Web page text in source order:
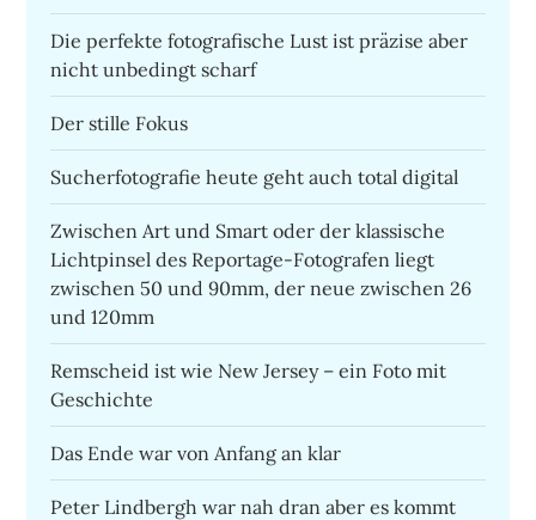
Die perfekte fotografische Lust ist präzise aber
nicht unbedingt scharf
Der stille Fokus
Sucherfotografie heute geht auch total digital
Zwischen Art und Smart oder der klassische
Lichtpinsel des Reportage-Fotografen liegt
zwischen 50 und 90mm, der neue zwischen 26
und 120mm
Remscheid ist wie New Jersey – ein Foto mit
Geschichte
Das Ende war von Anfang an klar
Peter Lindbergh war nah dran aber es kommt